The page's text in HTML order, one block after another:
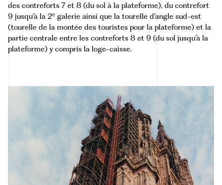
des contreforts 7 et 8 (du sol à la plateforme), du contrefort
9 jusqu’à la 2e galerie ainsi que la tourelle d’angle sud-est
(tourelle de la montée des touristes pour la plateforme) et la
partie centrale entre les contreforts 8 et 9 (du sol jusqu’à la
plateforme) y compris la loge-caisse.